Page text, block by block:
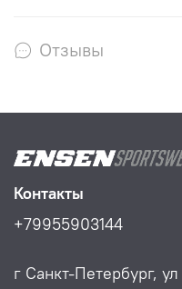
Отзывы
Контакты
+79955903144
г Санкт-Петербург,